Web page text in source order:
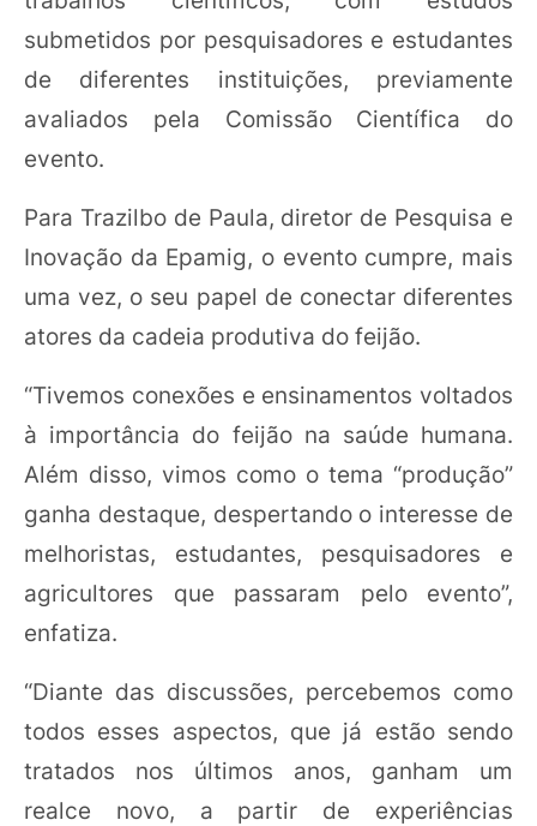
submetidos por pesquisadores e estudantes
de diferentes instituições, previamente
avaliados pela Comissão Científica do
evento.
Para Trazilbo de Paula, diretor de Pesquisa e
Inovação da Epamig, o evento cumpre, mais
uma vez, o seu papel de conectar diferentes
atores da cadeia produtiva do feijão.
“Tivemos conexões e ensinamentos voltados
à importância do feijão na saúde humana.
Além disso, vimos como o tema “produção”
ganha destaque, despertando o interesse de
melhoristas, estudantes, pesquisadores e
agricultores que passaram pelo evento”,
enfatiza.
“Diante das discussões, percebemos como
todos esses aspectos, que já estão sendo
tratados nos últimos anos, ganham um
realce novo, a partir de experiências